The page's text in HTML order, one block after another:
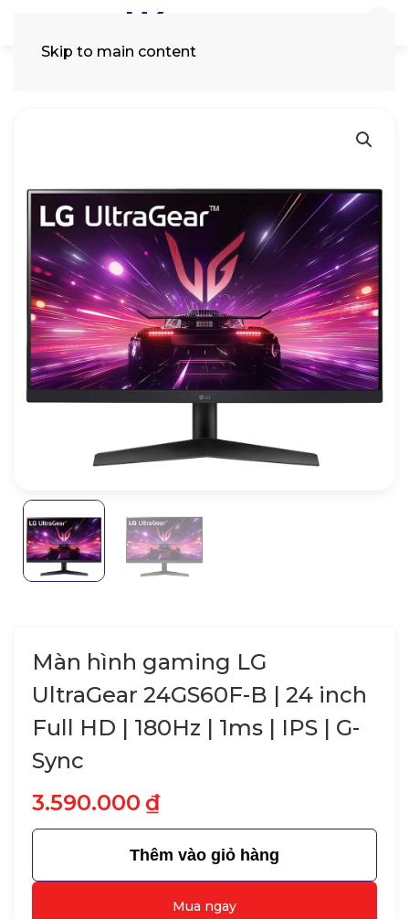
Skip to main content
Màn hình gaming LG
UltraGear 24GS60F-B | 24 inch
Full HD | 180Hz | 1ms | IPS | G-
Sync
3.590.000 ₫
Thêm vào giỏ hàng
Mua ngay